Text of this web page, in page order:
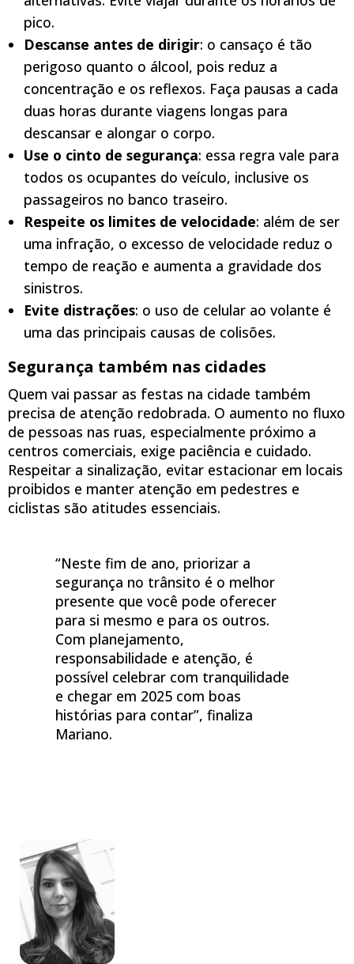
pico.
Descanse antes de dirigir: o cansaço é tão
perigoso quanto o álcool, pois reduz a
concentração e os reflexos. Faça pausas a cada
duas horas durante viagens longas para
descansar e alongar o corpo.
Use o cinto de segurança: essa regra vale para
todos os ocupantes do veículo, inclusive os
passageiros no banco traseiro.
Respeite os limites de velocidade: além de ser
uma infração, o excesso de velocidade reduz o
tempo de reação e aumenta a gravidade dos
sinistros.
Evite distrações: o uso de celular ao volante é
uma das principais causas de colisões.
Segurança também nas cidades
Quem vai passar as festas na cidade também
precisa de atenção redobrada. O aumento no fluxo
de pessoas nas ruas, especialmente próximo a
centros comerciais, exige paciência e cuidado.
Respeitar a sinalização, evitar estacionar em locais
proibidos e manter atenção em pedestres e
ciclistas são atitudes essenciais.
“Neste fim de ano, priorizar a
segurança no trânsito é o melhor
presente que você pode oferecer
para si mesmo e para os outros.
Com planejamento,
responsabilidade e atenção, é
possível celebrar com tranquilidade
e chegar em 2025 com boas
histórias para contar”, finaliza
Mariano.